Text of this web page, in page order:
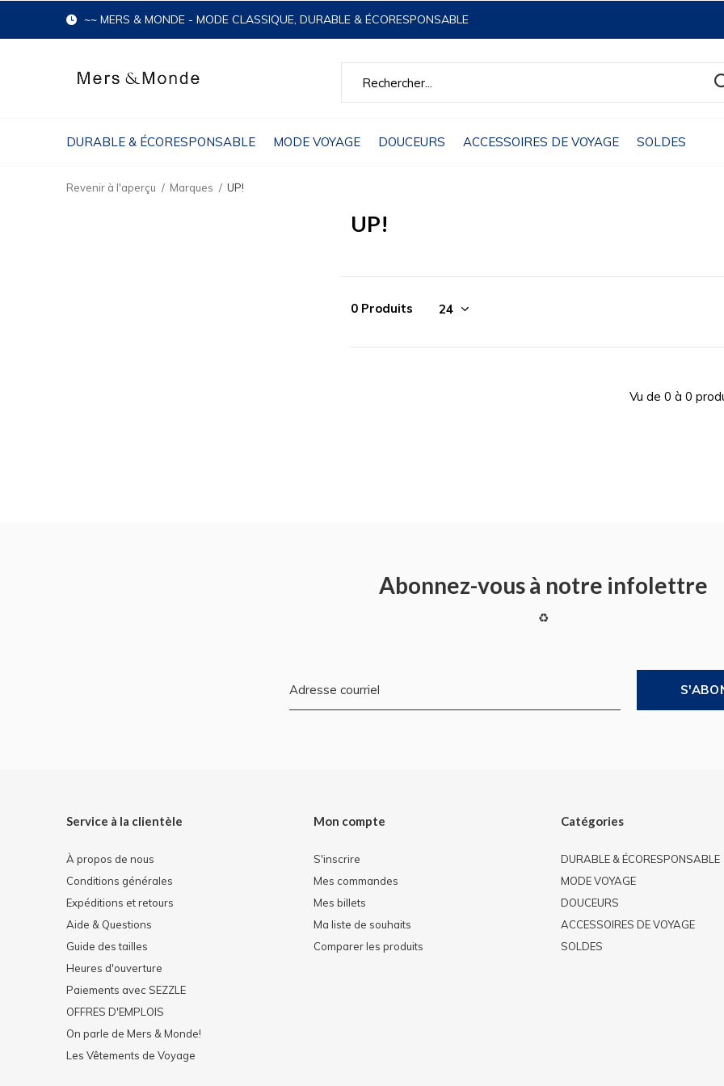
DURABLE & ÉCORESPONSABLE MODE VOYAGE DOUCEURS ACCESSOIRES DE VOYAGE SOLDES
~~ MERS & MONDE - MODE CLASSIQUE, DURABLE & ÉCORESPONSABLE
Revenir à l'aperçu Marques UP!
UP!
0 Produits
Vu de 0 à 0
Abonnez-vous à notre infolettre
♻
Service à la clientèle
À propos de nous
Conditions générales
Expéditions et retours
Aide & Questions
Guide des tailles
Heures d'ouverture
Paiements avec SEZZLE
OFFRES D'EMPLOIS
On parle de Mers & Monde!
Les Vêtements de Voyage
Mon compte
S'inscrire
Mes commandes
Mes billets
Ma liste de souhaits
Comparer les produits
Catégories
DURABLE & ÉCORESPONSABLE
MODE VOYAGE
DOUCEURS
ACCESSOIRES DE VOYAGE
SOLDES